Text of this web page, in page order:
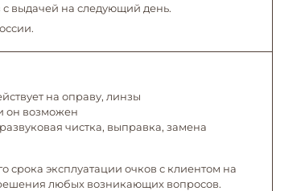
с выдачей на следующий день.
на оправу, линзы
он возможен
чистка, выправка, замена
срока эксплуатации очков с клиентом на
любых возникающих вопросов.